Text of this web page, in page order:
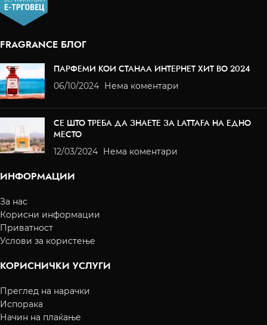
FRAGRANCE БЛОГ
ПАРФЕМИ КОИ СТАНАА ИНТЕРНЕТ ХИТ ВО 2024
06/10/2024 Нема коментари
СЕ ШТО ТРЕБА ДА ЗНАЕТЕ ЗА LATTAFA НА ЕДНО
МЕСТО
12/03/2024 Нема коментари
ИНФОРМАЦИИ
За нас
Корисни информации
Приватност
Услови за користење
КОРИСНИЧКИ УСЛУГИ
Преглед на нарачки
Испорака
Начин на плаќање